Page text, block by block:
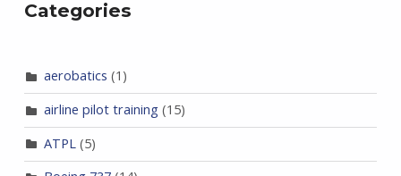
Categories
aerobatics (1)
airline pilot training(15)
ATPL (5)